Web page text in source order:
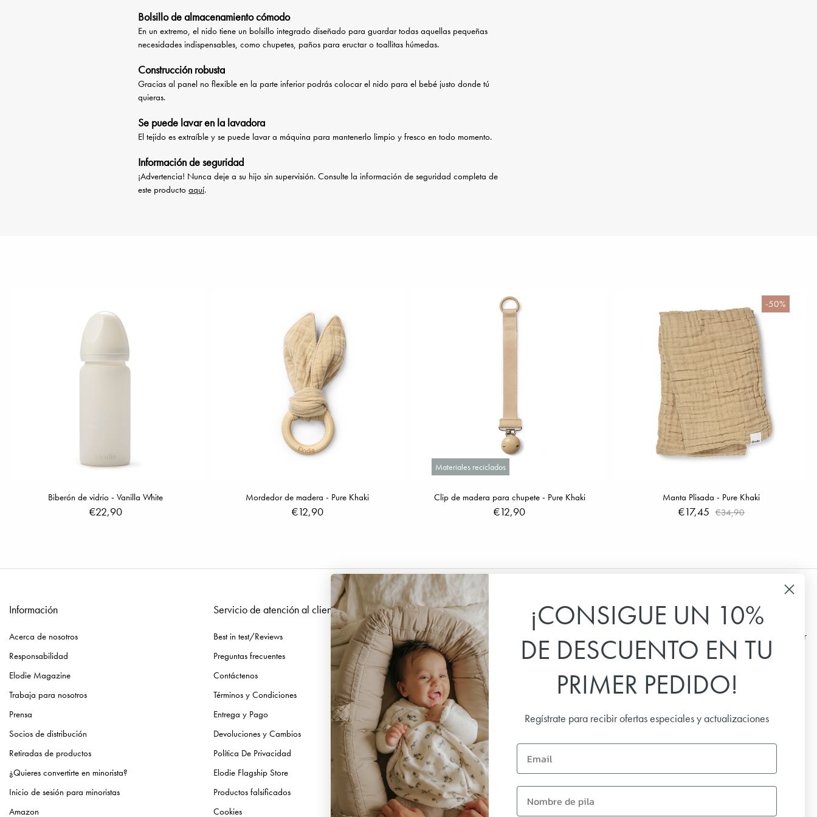
Bolsillo de almacenamiento cómodo
En un extremo, el nido tiene un bolsillo integrado diseñado para guardar todas aquellas pequeñas
necesidades indispensables, como chupetes, paños para eructar o toallitas húmedas.
Construcción robusta
Gracias al panel no flexible en la parte inferior podrás colocar el nido para el bebé justo donde tú
quieras.
Se puede lavar en la lavadora
El tejido es extraíble y se puede lavar a máquina para mantenerlo limpio y fresco en todo momento.
Información de seguridad
¡Advertencia! Nunca deje a su hijo sin supervisión. Consulte la información de seguridad completa de
este producto aquí.
Biberón de vidrio - Vanilla White
€22,90
Mordedor de madera - Pure Khaki
€12,90
Materiales reciclados
Clip de madera para chupete - Pure Khaki
€12,90
-50%
Manta Plisada - Pure Khaki
€17,45 €34,90
Información
Acerca de nosotros
Responsabilidad
Elodie Magazine
Trabaja para nosotros
Prensa
Socios de distribución
Retiradas de productos
¿Quieres convertirte en minorista?
Inicio de sesión para minoristas
Amazon
Servicio de atención al cliente
Best in test/Reviews
Preguntas frecuentes
Contáctenos
Términos y Condiciones
Entrega y Pago
Devoluciones y Cambios
Política De Privacidad
Elodie Flagship Store
Productos falsificados
Cookies
Síguenos
Facebook
Instagram
TikTok
Pinterest
Youtube
Linkedin
Hoja informativa
Suscríbete a nuestro boletín de noticias para recibir
las últimas noticias, ofertas especiales e
Email
SUSCRIBIR
¡CONSIGUE UN 10%
DE DESCUENTO EN TU
PRIMER PEDIDO!
Regístrate para recibir ofertas especiales y actualizaciones
Email
first name